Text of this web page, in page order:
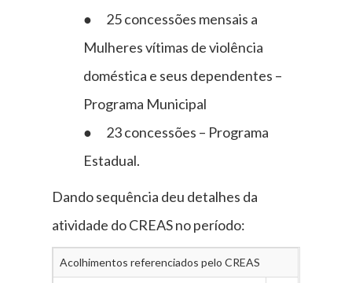
● 25 concessões mensais a
Mulheres vítimas de violência
doméstica e seus dependentes –
Programa Municipal
● 23 concessões – Programa
Estadual.
Dando sequência deu detalhes da
atividade do CREAS no período:
Acolhimentos referenciados pelo CREAS